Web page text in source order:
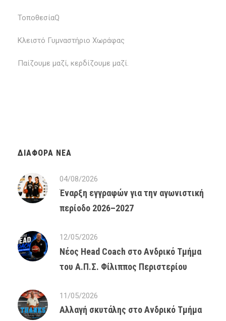
ΤοποθεσίαQ
Κλειστό Γυμναστήριο Χωράφας
Παίζουμε μαζί, κερδίζουμε μαζί.
ΔΙΆΦΟΡΑ ΝΈΑ
04/08/2026
Έναρξη εγγραφών για την αγωνιστική
περίοδο 2026–2027
12/05/2026
Νέος Head Coach στο Ανδρικό Τμήμα
του Α.Π.Σ. Φίλιππος Περιστερίου
11/05/2026
Αλλαγή σκυτάλης στο Ανδρικό Τμήμα